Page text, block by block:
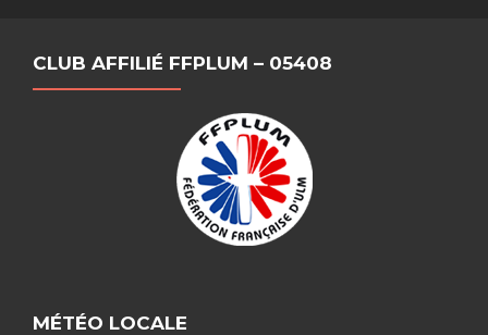
CLUB AFFILIÉ FFPLUM – 05408
MÉTÉO LOCALE